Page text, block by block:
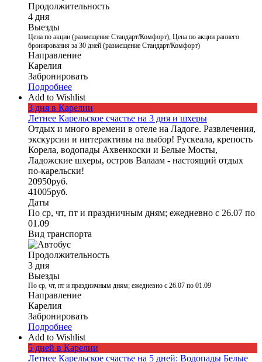
Продолжительность
4 дня
Выезды
Цена по акции (размещение Стандарт/Комфорт), Цена по акции раннего
бронирования за 30 дней (размещение Стандарт/Комфорт)
Направление
Карелия
Забронировать
Подробнее
Add to Wishlist
3 дня в Карелии
Летнее Карельское счастье на 3 дня и шхеры
Отдых и много времени в отеле на Ладоге. Развлечения,
экскурсии и интерактивы на выбор! Рускеала, крепость
Корела, водопады Ахвенкоски и Белые Мосты,
Ладожские шхеры, остров Валаам - настоящий отдых
по-карельски!
20950руб.
41005руб.
Даты
По ср, чт, пт и праздничным дням; ежедневно с 26.07 по
01.09
Вид транспорта
Продолжительность
3 дня
Выезды
По ср, чт, пт и праздничным дням; ежедневно с 26.07 по 01.09
Направление
Карелия
Забронировать
Подробнее
Add to Wishlist
5 дней в Карелии
Летнее Карельское счастье на 5 дней: Водопады Белые